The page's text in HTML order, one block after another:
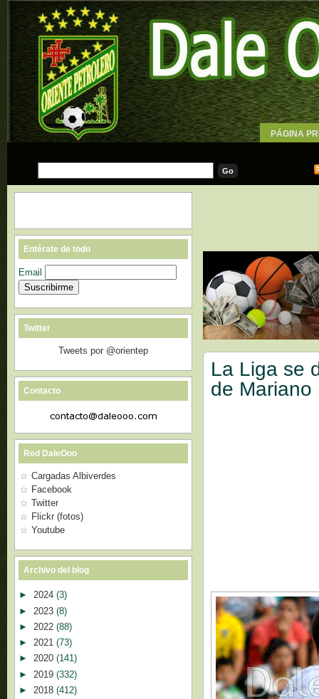
PÁGINA
La Liga se
de Mariano
Entérate de todo
Email
Twitter
Tweets por @orientep
Contacto
Red DaleOoo
Cargadas Albiverdes
Facebook
Twitter
Flickr (fotos)
Youtube
Archivo del blog
► 2024 (3)
► 2023 (8)
► 2022 (88)
► 2021 (73)
► 2020 (141)
► 2019 (332)
► 2018 (412)